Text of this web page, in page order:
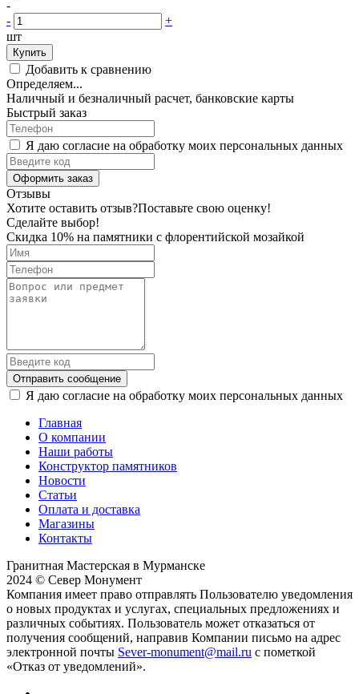
-
-
+
шт
Купить
Добавить к сравнению
Определяем...
Наличный и безналичный расчет, банковские карты
Быстрый заказ
Я даю согласие на обработку моих персональных данных
Оформить заказ
Отзывы
Хотите оставить отзыв?Поставьте свою оценку!
Сделайте выбор!
Скидка 10% на памятники с флорентийской мозайкой
Отправить сообщение
Я даю согласие на обработку моих персональных данных
Главная
О компании
Наши работы
Конструктор памятников
Новости
Статьи
Оплата и доставка
Магазины
Контакты
Гранитная Мастерская в Мурманске
2024 © Север Монумент
Компания имеет право отправлять Пользователю уведомления
о новых продуктах и услугах, специальных предложениях и
различных событиях. Пользователь может отказаться от
получения сообщений, направив Компании письмо на адрес
электронной почты Sever-monument@mail.ru с пометкой
«Отказ от уведомлений».